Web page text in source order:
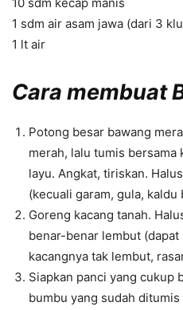
10 sdm kecap manis
1 sdm air asam jawa (dari 3
1 lt air
Cara membuat
Potong besar bawang
merah, lalu tumis
layu. Angkat, tiriskan.
(kecuali garam, gula,
Goreng kacang tanah.
benar-benar lembut
kacangnya tak lembut,
Siapkan panci yang cukup
bumbu yang sudah